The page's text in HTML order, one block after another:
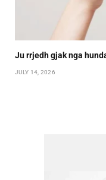
Ju rrjedh gjak nga
JULY 14, 2026